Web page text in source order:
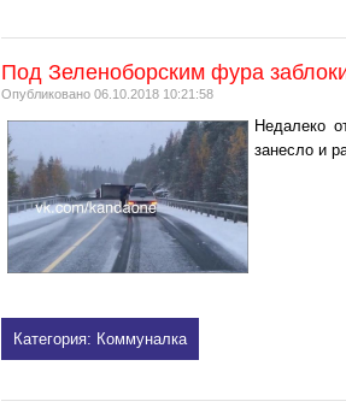
Под Зеленоборским фура
Опубликовано 06.10.2018 10:21:58
Недалеко
занесло и
Категория: Коммуналка